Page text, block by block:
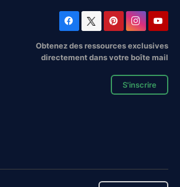
Obtenez des ressources exclusives
directement dans votre boîte mail
S'inscrire